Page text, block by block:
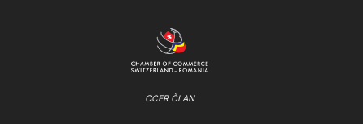
CCER ČLAN